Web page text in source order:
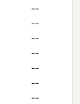
--
--
--
--
--
--
--